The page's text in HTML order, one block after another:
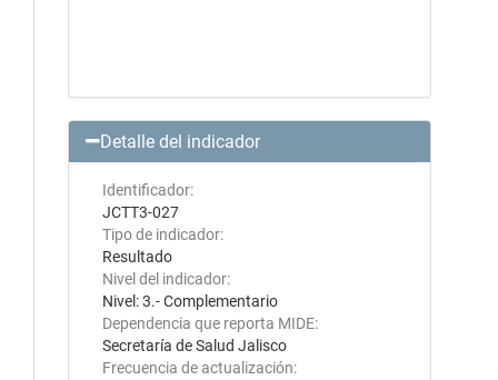
Detalle del indicador
Identificador:
JCTT3-027
Tipo de indicador:
Resultado
Nivel del indicador:
Nivel: 3.- Complementario
Dependencia que reporta MIDE:
Secretaría de Salud Jalisco
Frecuencia de actualización: